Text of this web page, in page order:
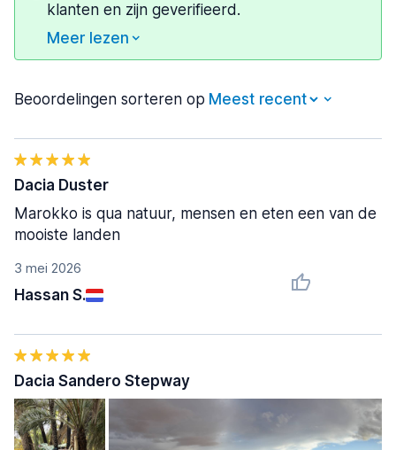
klanten en zijn geverifieerd.
Meer lezen
Beoordelingen sorteren op
3 mei 2026
Hassan S.
Dacia Duster
Marokko is qua natuur, mensen en eten een van de
mooiste landen
Dacia Sandero Stepway